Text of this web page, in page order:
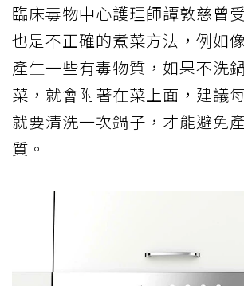
臨床毒物中心護理師譚敦慈曾
也是不正確的煮菜方法，例如
產生一些有毒物質，如果不洗
菜，就會附著在菜上面，建議
就要清洗一次鍋子，才能避免
質。